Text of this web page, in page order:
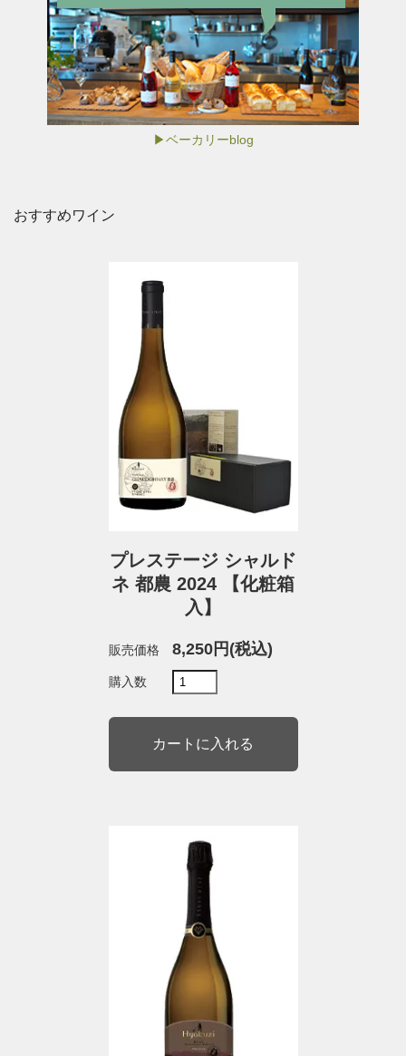
▶ベーカリーblog
おすすめワイン
プレステージ シャルド
ネ 都農 2024 【化粧箱
入】
販売価格 8,250円(税込)
購入数